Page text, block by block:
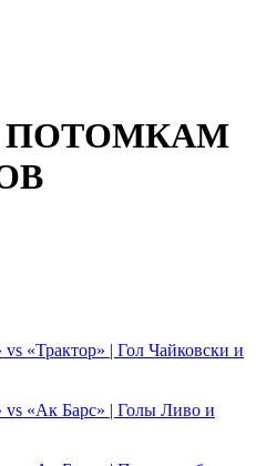
ПОТОМКАМ
«Трактор» | Гол Чайковски и
vs «Ак Барс» | Голы Ливо и